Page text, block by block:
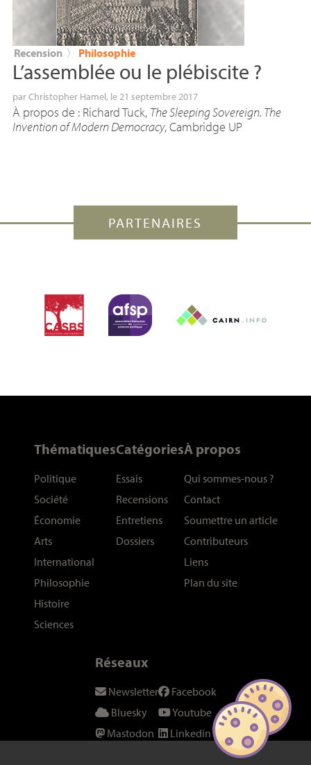
Recension 〉 Philosophie
L’assemblée ou le plébiscite ?
parChristopher Hamel, le 21 septembre 2017
À propos de : Richard Tuck, The Sleeping Sovereign. The
Invention of Modern Democracy, Cambridge UP
PARTENAIRES
Thématiques
Politique
Société
Économie
Arts
International
Philosophie
Histoire
Sciences
Catégories
Essais
Recensions
Entretiens
Dossiers
À propos
Qui sommes-nous ?
Contact
Soumettre un article
Contributeurs
Liens
Plan du site
Réseaux
Newsletter
Bluesky
Mastodon
Facebook
Youtube
Linkedin